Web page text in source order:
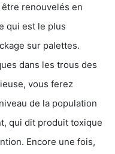
renouvelés en
qui est le plus
sur palettes.
dans les trous des
vous ferez
de la population
qui dit produit toxique
Encore une fois,